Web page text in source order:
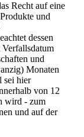
Recht auf eine
und
dessen
und
Monaten
sei hier
von 12
wird - zum
und auf der